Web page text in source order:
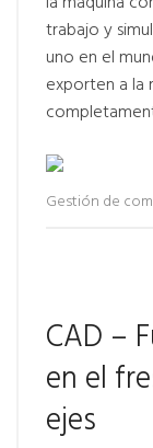
trabajo y
uno en el
exporten a la
Gestión de
CAD –
en el
ejes